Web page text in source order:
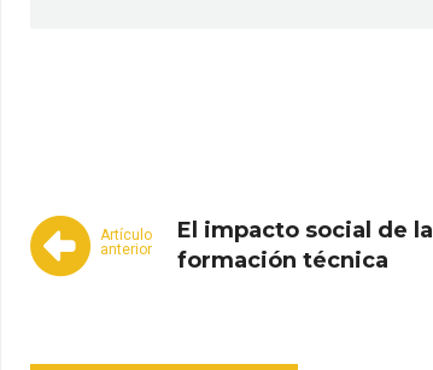
Artículo
anterior
El impacto social de la
formación técnica